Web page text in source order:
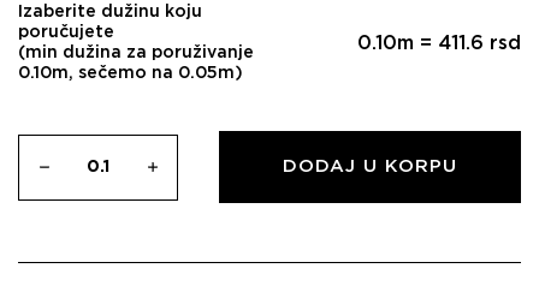
Izaberite dužinu koju
poručujete
(min dužina za poruživanje
0.10m, sečemo na 0.05m)
0.10m = 411.6 rsd
DODAJ U KORPU